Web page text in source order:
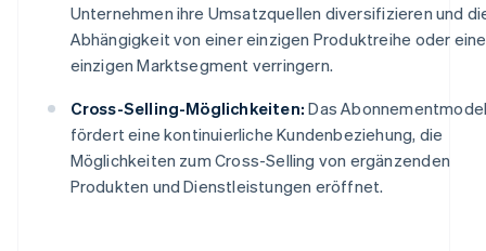
Unternehmen ihre Umsatzquellen diversifizieren und
Abhängigkeit von einer einzigen Produktreihe oder
einzigen Marktsegment verringern.
Cross-Selling-Möglichkeiten: Das
fördert eine kontinuierliche Kundenbeziehung, die
Möglichkeiten zum Cross-Selling von ergänzenden
Produkten und Dienstleistungen eröffnet.